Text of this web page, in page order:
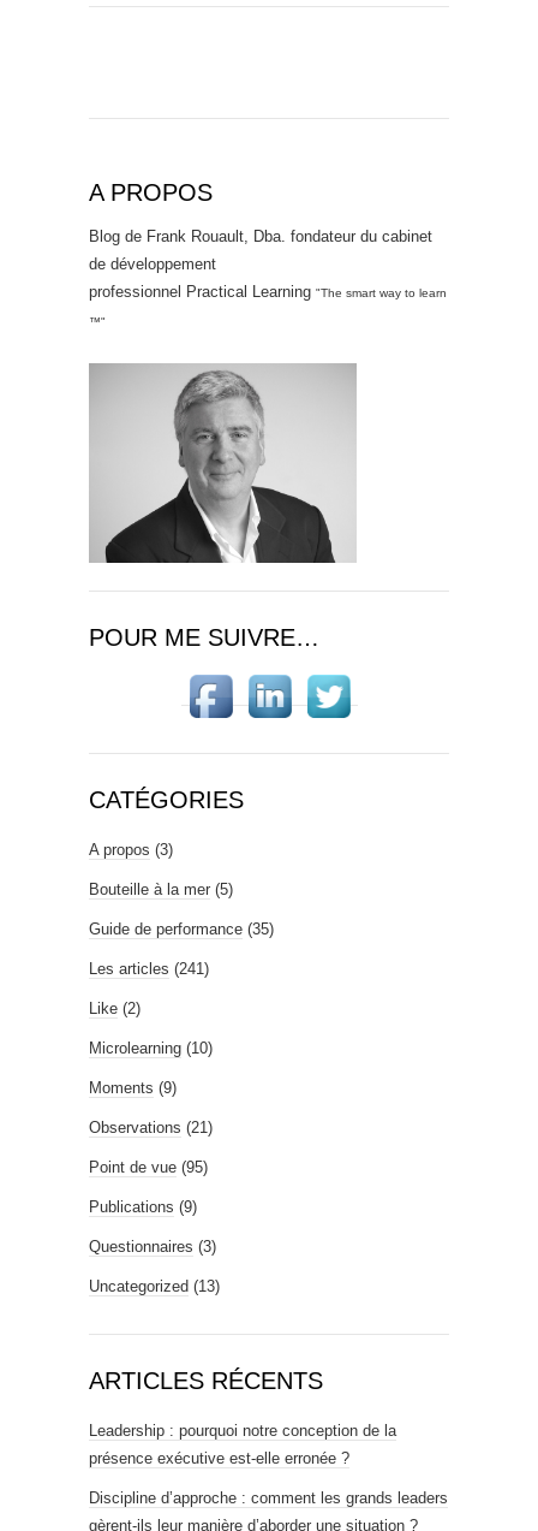
A PROPOS
Blog de Frank Rouault, Dba. fondateur du cabinet
de développement
professionnel Practical Learning "The smart way to learn
™"
POUR ME SUIVRE…
CATÉGORIES
A propos (3)
Bouteille à la mer (5)
Guide de performance (35)
Les articles (241)
Like (2)
Microlearning (10)
Moments (9)
Observations (21)
Point de vue (95)
Publications (9)
Questionnaires (3)
Uncategorized (13)
ARTICLES RÉCENTS
Leadership : pourquoi notre conception de la
présence exécutive est-elle erronée ?
Discipline d’approche : comment les grands leaders
gèrent-ils leur manière d’aborder une situation ?